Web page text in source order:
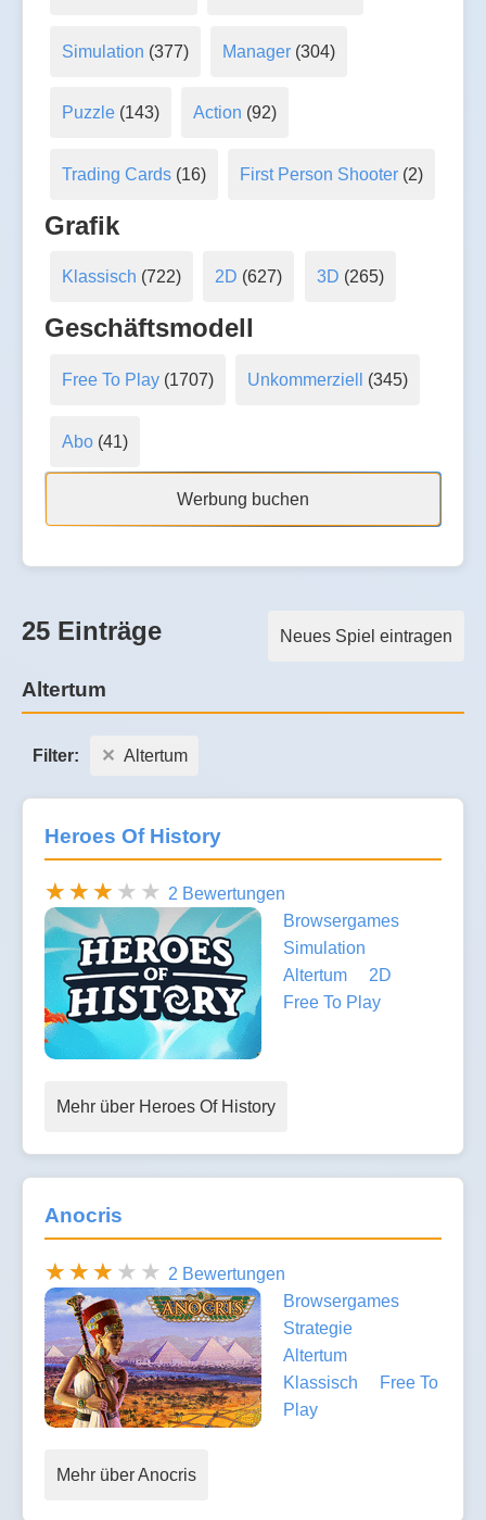
Simulation (377) Manager (304)
Puzzle(143) Action (92)
Trading Cards(16) First Person Shooter (2)
Grafik
Klassisch (722) 2D (627) 3D (265)
Geschäftsmodell
Free To Play(1707) Unkommerziell (345)
Abo(41)
Werbung buchen
Neues Spiel eintragen
25 Einträge
Altertum
Filter: Altertum
Heroes Of History
2 Bewertungen
Browsergames
Simulation
Altertum
2D
Free To Play
Mehr über Heroes Of History
Anocris
2 Bewertungen
Browsergames
Strategie
Altertum
Klassisch
Free To
Play
Mehr über Anocris